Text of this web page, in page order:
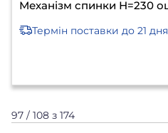
Механізм спинки Н=230
Термін поставки до 21 дня
97 / 108 з 174